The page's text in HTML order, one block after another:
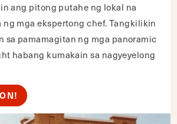
ang pitong putahe ng lokal na
mga ekspertong chef. Tangkilikin
sa pamamagitan ng mga panoramic
habang kumakain sa nagyeyelong